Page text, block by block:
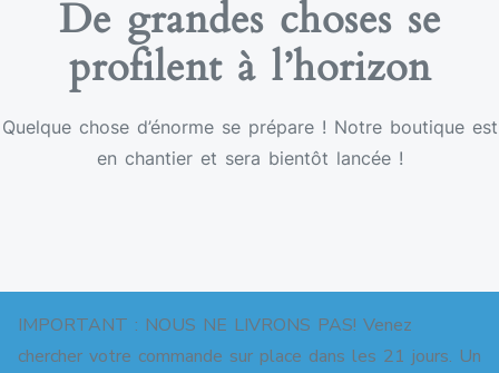
IMPORTANT : NOUS NE LIVRONS PAS! Venez
chercher votre commande sur place dans les 21 jours. Un
De grandes choses se
profilent à l’horizon
Quelque chose d’énorme se prépare ! Notre boutique est
en chantier et sera bientôt lancée !